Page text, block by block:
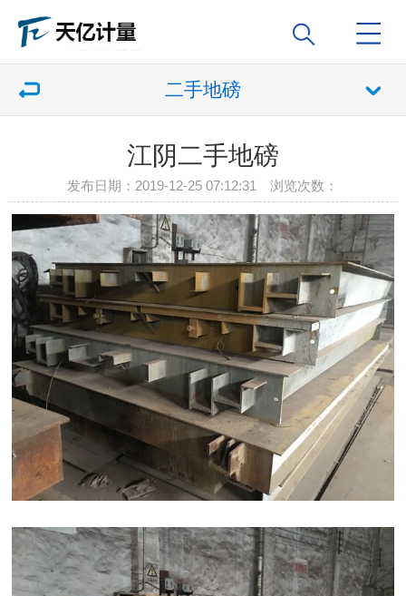
二手地磅
江阴二手地磅
发布日期：2019-12-25 07:12:31 浏览次数：